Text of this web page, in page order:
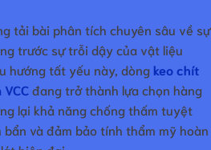
tải bài phân tích chuyên sâu về sự
trước sự trỗi dậy của vật liệu
hướng tất yếu này, dòng keo chít
đang trở thành lựa chọn hàng
lại khả năng chống thấm tuyệt
và đảm bảo tính thẩm mỹ hoàn